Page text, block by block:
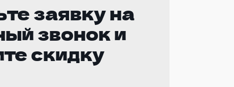
заявку на
звонок и
скидку